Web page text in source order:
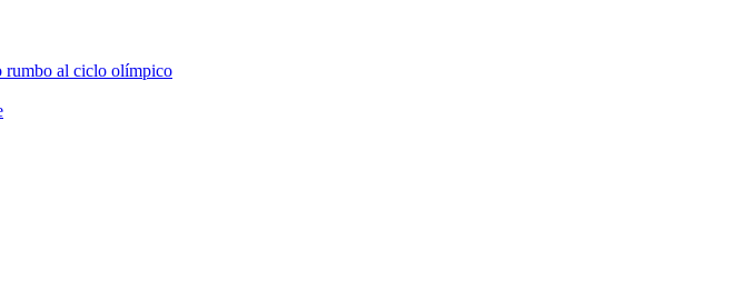
rumbo al ciclo olímpico